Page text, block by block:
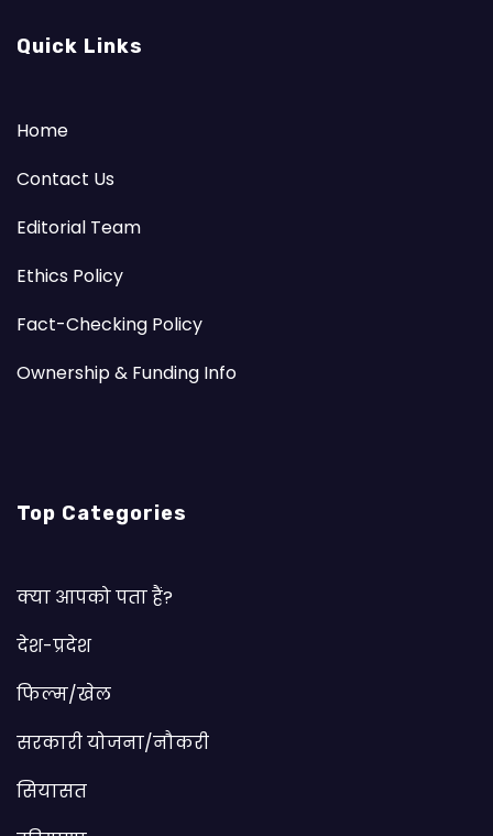
Quick Links
Home
Contact Us
Editorial Team
Ethics Policy
Fact-Checking Policy
Ownership & Funding Info
Top Categories
क्या आपको पता हैं?
देश-प्रदेश
फिल्म/खेल
सरकारी योजना/नौकरी
सियासत